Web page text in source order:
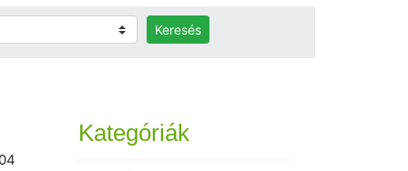
Keresés
Kategóriák